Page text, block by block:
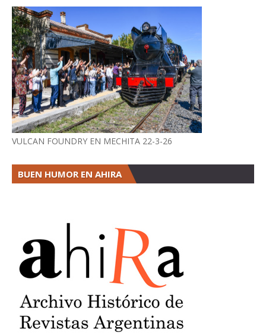
VULCAN FOUNDRY EN MECHITA 22-3-26
BUEN HUMOR EN AHIRA